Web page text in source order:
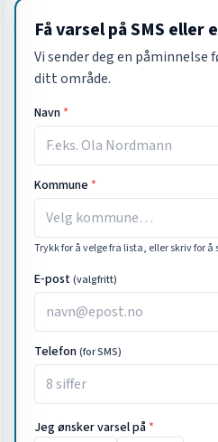
Få varsel på SMS eller
Vi sender deg en
ditt område.
Navn *
Kommune *
Trykk for å velge fra lista, eller skriv for å
E‑post (valgfritt)
Telefon(for SMS)
Jeg ønsker varsel på *